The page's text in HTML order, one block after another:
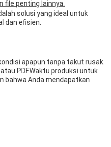
file penting lainnya.
solusi yang ideal untuk
dan efisien.
apapun tanpa takut rusak.
PDF.Waktu produksi untuk
bahwa Anda mendapatkan